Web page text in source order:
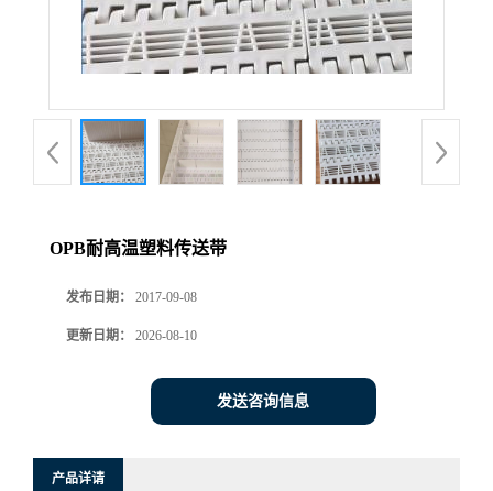
OPB耐高温塑料传送带
发布日期： 2017-09-08
更新日期： 2026-08-10
发送咨询信息
产品详请